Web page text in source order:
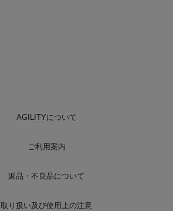
AGILITYについて
ご利用案内
返品・不良品について
取り扱い及び使用上の注意